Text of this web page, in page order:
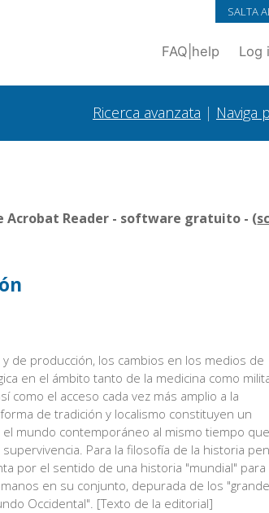
SALTA
FAQ help Log
Ricerca avanzata | Naviga
Acrobat Reader - software gratuito - (
de producción, los cambios en los medios de
en el ámbito tanto de la medicina como
como el acceso cada vez más amplio a la
de tradición y localismo constituyen un
mundo contemporáneo al mismo tiempo
Para la filosofía de la historia
por el sentido de una historia "mundial"
en su conjunto, depurada de los
Occidental". [Texto de la editorial]